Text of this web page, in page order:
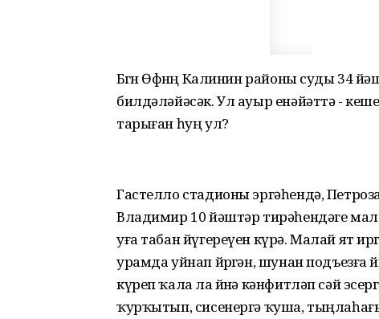
Бөгөн Өфөнөң Калинин районы суды 34
билдәләйәсәк. Ул ауыр енәйәттә -
тарыған һуң ул?
Гастелло стадионы эргәһендә,
Владимир 10 йәштәр тирәһендәге
уға табан йүгереүен күрә. Малай ят
урамда уйнап йөрөгән, шунан
күреп ҡала ла өйөнә кәнфитләп сәй
ҡурҡытып, сисенергә ҡуша,